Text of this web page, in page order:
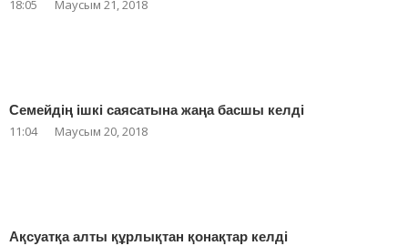
18:05 Маусым 21, 2018
Семейдің ішкі саясатына жаңа басшы келді
11:04 Маусым 20, 2018
Ақсуатқа алты құрлықтан қонақтар келді